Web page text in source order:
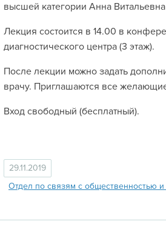
высшей категории Анна
Лекция состоится в 14.00 в
диагностического центра (3 этаж).
После лекции можно задать
врачу. Приглашаются все
Вход свободный (бесплатный).
29.11.2019
Отдел по связям с общественностью и